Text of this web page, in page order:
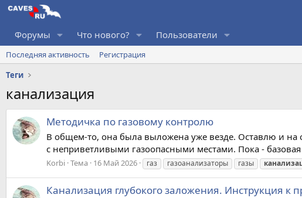
Форумы Что нового? Пользователи
Последняя активность
Регистрация
Теги
канализация
Методичка по газовому контролю
В общем-то, она была выложена уже везде. Оставлю и на
с неприветливыми газоопасными местами. Пока -
Korbi Тема 16 Май 2026 газ газоанализаторы газы
Канализация глубокого заложения. Инструкция